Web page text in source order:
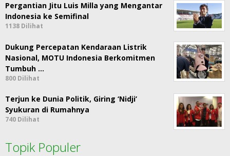
Pergantian Jitu Luis Milla yang Mengantar
Indonesia ke Semifinal
1138 Dilihat
Dukung Percepatan Kendaraan Listrik
Nasional, MOTU Indonesia Berkomitmen
Tumbuh …
800 Dilihat
Terjun ke Dunia Politik, Giring ‘Nidji’
Syukuran di Rumahnya
740 Dilihat
Topik Populer